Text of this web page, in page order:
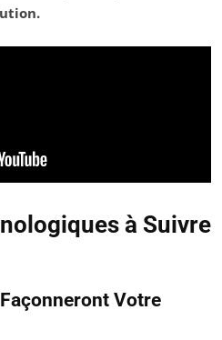
à Suivre
Votre